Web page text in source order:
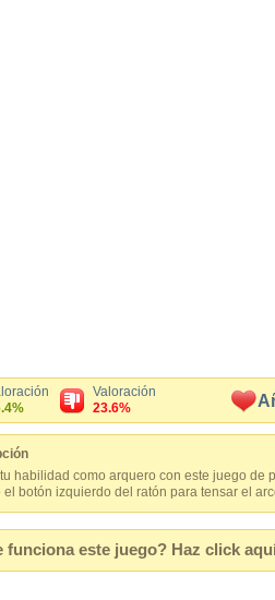
Valoración
23.6%
habilidad como arquero con este juego de
el botón izquierdo del ratón para tensar el
funciona este juego? Haz click